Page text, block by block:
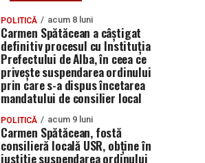
POLITICĂ acum 8 luni
Carmen Spătăcean a câștigat
definitiv procesul cu Instituția
Prefectului de Alba, în ceea ce
privește suspendarea ordinului
prin care s-a dispus încetarea
mandatului de consilier local
POLITICĂ acum 9 luni
Carmen Spătăcean, fostă
consilieră locală USR, obține în
justiție suspendarea ordinului